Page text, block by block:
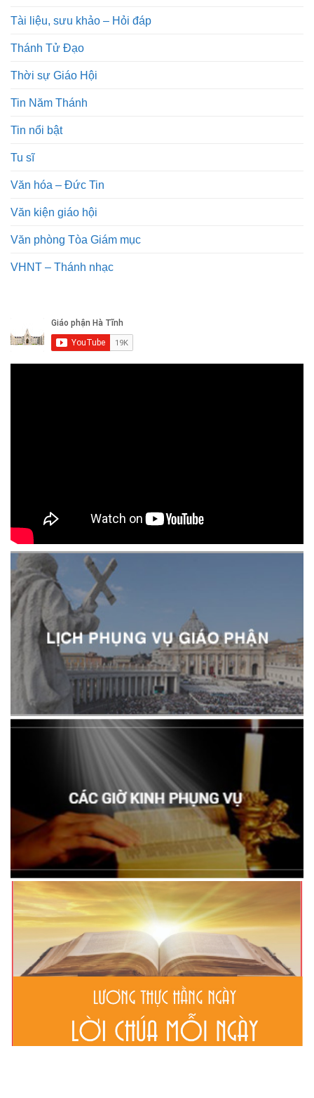
Tài liệu, sưu khảo – Hỏi đáp
Thánh Tử Đạo
Thời sự Giáo Hội
Tin Năm Thánh
Tin nổi bật
Tu sĩ
Văn hóa – Đức Tin
Văn kiện giáo hội
Văn phòng Tòa Giám mục
VHNT – Thánh nhạc